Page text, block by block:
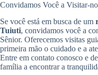
Convidamos Você a Visitar-
Se você está em busca de um
Tuiuti, convidamos você a
Sênior. Oferecemos visitas
primeira mão o cuidado e a
Entre em contato conosco e
família a encontrar a